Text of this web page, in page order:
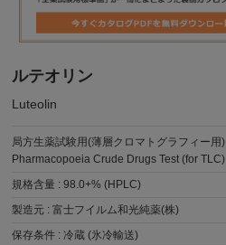
ルテオリン
Luteolin
局方生薬試験用(薄層クロマトグラフィー用)
Pharmacopoeia Crude Drugs Test (for TLC)
規格含量 :98.0+% (HPLC)
製造元 :富士フイルム和光純薬(株)
保存条件 :冷蔵 (氷冷輸送)